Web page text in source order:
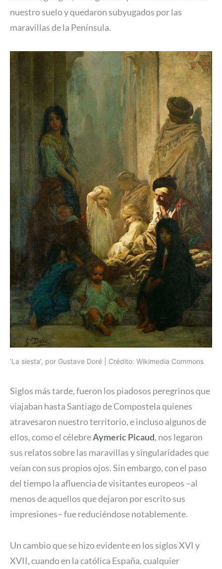
nuestro suelo y quedaron subyugados por las
maravillas de la Península.
‘La siesta’, por Gustave Doré | Crédito: Wikimedia Commons
Siglos más tarde, fueron los piadosos peregrinos que
viajaban hasta Santiago de Compostela quienes
atravesaron nuestro territorio, e incluso algunos de
ellos, como el célebreAymeric Picaud, nos legaron
sus relatos sobre las maravillas y singularidades que
veían con sus propios ojos. Sin embargo, con el paso
del tiempo la afluencia de visitantes europeos –al
menos de aquellos que dejaron por escrito sus
impresiones– fue reduciéndose notablemente.
Un cambio que se hizo evidente en los siglos XVI y
XVII, cuando en la católica España, cualquier